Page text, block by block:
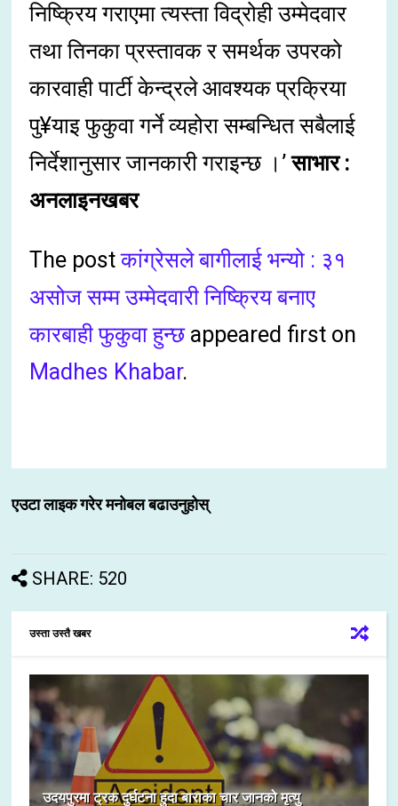
निष्क्रिय गराएमा त्यस्ता विद्रोही उम्मेदवार
तथा तिनका प्रस्तावक र समर्थक उपरको
कारवाही पार्टी केन्द्रले आवश्यक प्रक्रिया
पु¥याइ फुकुवा गर्ने व्यहोरा सम्बन्धित सबैलाई
निर्देशानुसार जानकारी गराइन्छ ।’साभार :
अनलाइनखबर
The postकांग्रेसले बागीलाई भन्यो : ३१
असोज सम्म उम्मेदवारी निष्क्रिय बनाए
कारबाही फुकुवा हुन्छappeared first on
Madhes Khabar.
एउटा लाइक गरेर मनोबल बढाउनुहोस्
SHARE: 520
उस्ता उस्तै खबर
उदयपुरमा ट्रक दुर्घटना हुदा बाराका चार जानको मृत्यु